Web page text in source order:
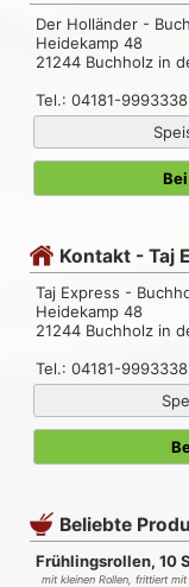
Der Holländer -
Heidekamp 48
21244 Buchholz in
Tel.: 04181-9993338
Bei
Kontakt - Taj
Taj Express -
Heidekamp 48
21244 Buchholz in
Tel.: 04181-9993338
Beliebte
Frühlingsrollen, 10
mit kleinen Rollen, frittiert